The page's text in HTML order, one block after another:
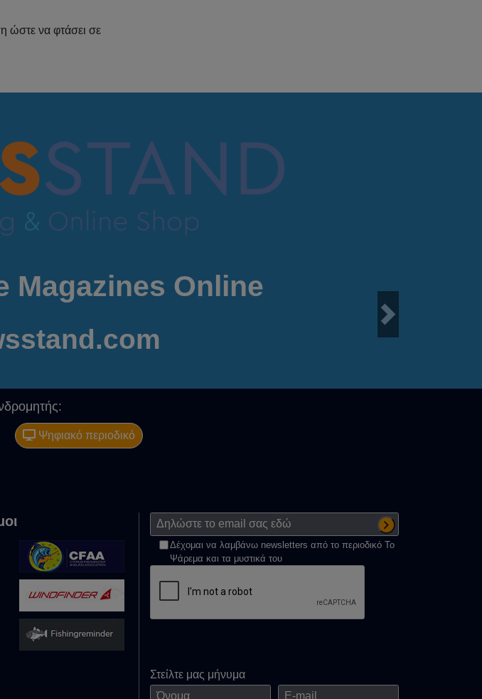
ώστε να φτάσει σε
Magazines Online
Ψηφιακό περιοδικό
Δέχομαι να λαμβάνω newsletters από το περιοδικό Το
Ψάρεμα και τα μυστικά του
Στείλτε μας μήνυμα
Όνομα
E-mail